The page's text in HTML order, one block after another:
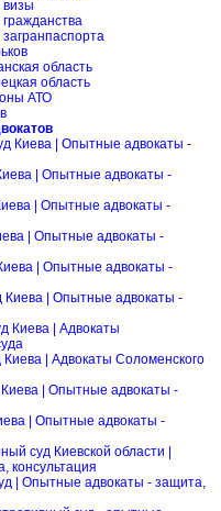
визы
область
область
АТО
Киева | Опытные адвокаты -
| Опытные адвокаты -
| Опытные адвокаты -
| Опытные адвокаты -
| Опытные адвокаты -
Киева | Опытные адвокаты -
Киева | Адвокаты
| Адвокаты Соломенского
| Опытные адвокаты -
| Опытные адвокаты -
суд Киевской области |
консультация
| Опытные адвокаты - защита,